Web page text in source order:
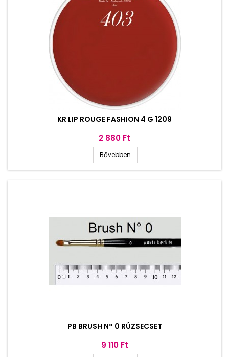
KR LIP ROUGE FASHION 4 G 1209
Ár
2 880 Ft
Bővebben
PB BRUSH N° 0 RÚZSECSET
Ár
9 110 Ft